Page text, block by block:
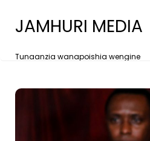
JAMHURI MEDIA
Tunaanzia wanapoishia wengine